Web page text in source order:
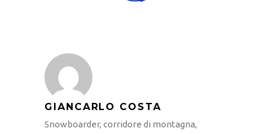
GIANCARLO COSTA
Snowboarder, corridore di montagna,